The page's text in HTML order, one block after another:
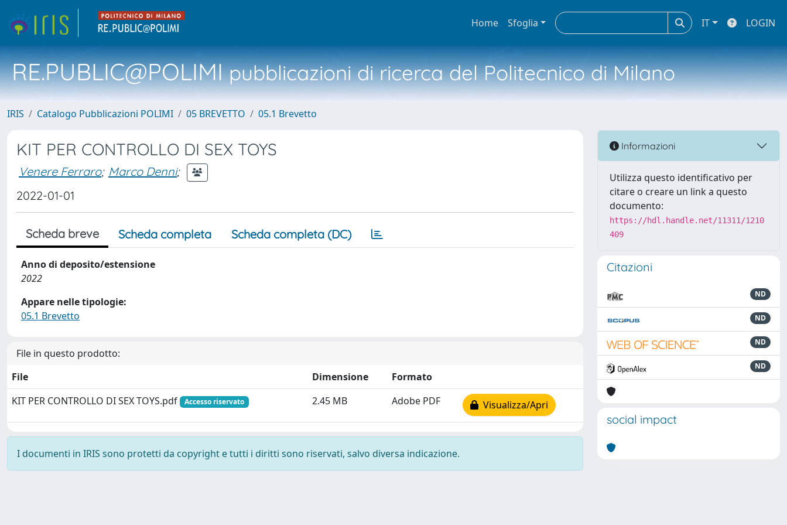
Home Sfoglia IT LOGIN
RE.PUBLIC@POLIMIpubblicazioni di ricerca del Politecnico di Milano
IRIS Catalogo Pubblicazioni POLIMI 05 BREVETTO 05.1 Brevetto
KIT PER CONTROLLO DI SEX TOYS
Venere Ferraro; Marco Denni;
2022-01-01
Scheda breve Scheda completa Scheda completa (DC)
Anno di deposito/estensione
2022
Appare nelle tipologie:
05.1 Brevetto
File in questo prodotto:
File
Dimensione
Formato
KIT PER CONTROLLO DI SEX TOYS.pdf
Accesso riservato 2.45 MB Adobe PDF Visualizza/Apri
I documenti in IRIS sono protetti da copyright e tutti i diritti sono riservati, salvo diversa indicazione.
Informazioni
Utilizza questo identificativo per
citare o creare un link a questo
documento:
https://hdl.handle.net/11311/1210
409
Citazioni
ND
ND
ND
ND
social impact